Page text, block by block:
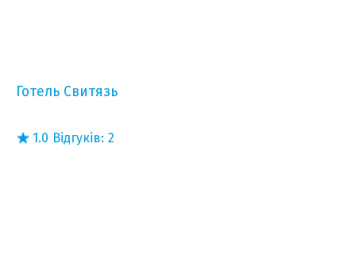
Готель Свитязь
1.0 Відгуків: 2